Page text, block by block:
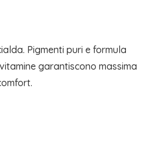
Pigmenti puri e formula
garantiscono massima